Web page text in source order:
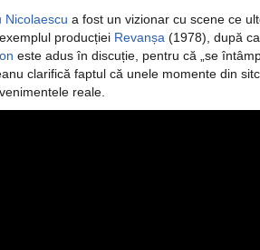
Nicolaescu a fost un vizionar cu scene ce
producției Revanșa (1978), după
este adus în discuție, pentru că „se
clarifică faptul că unele momente din
reale.